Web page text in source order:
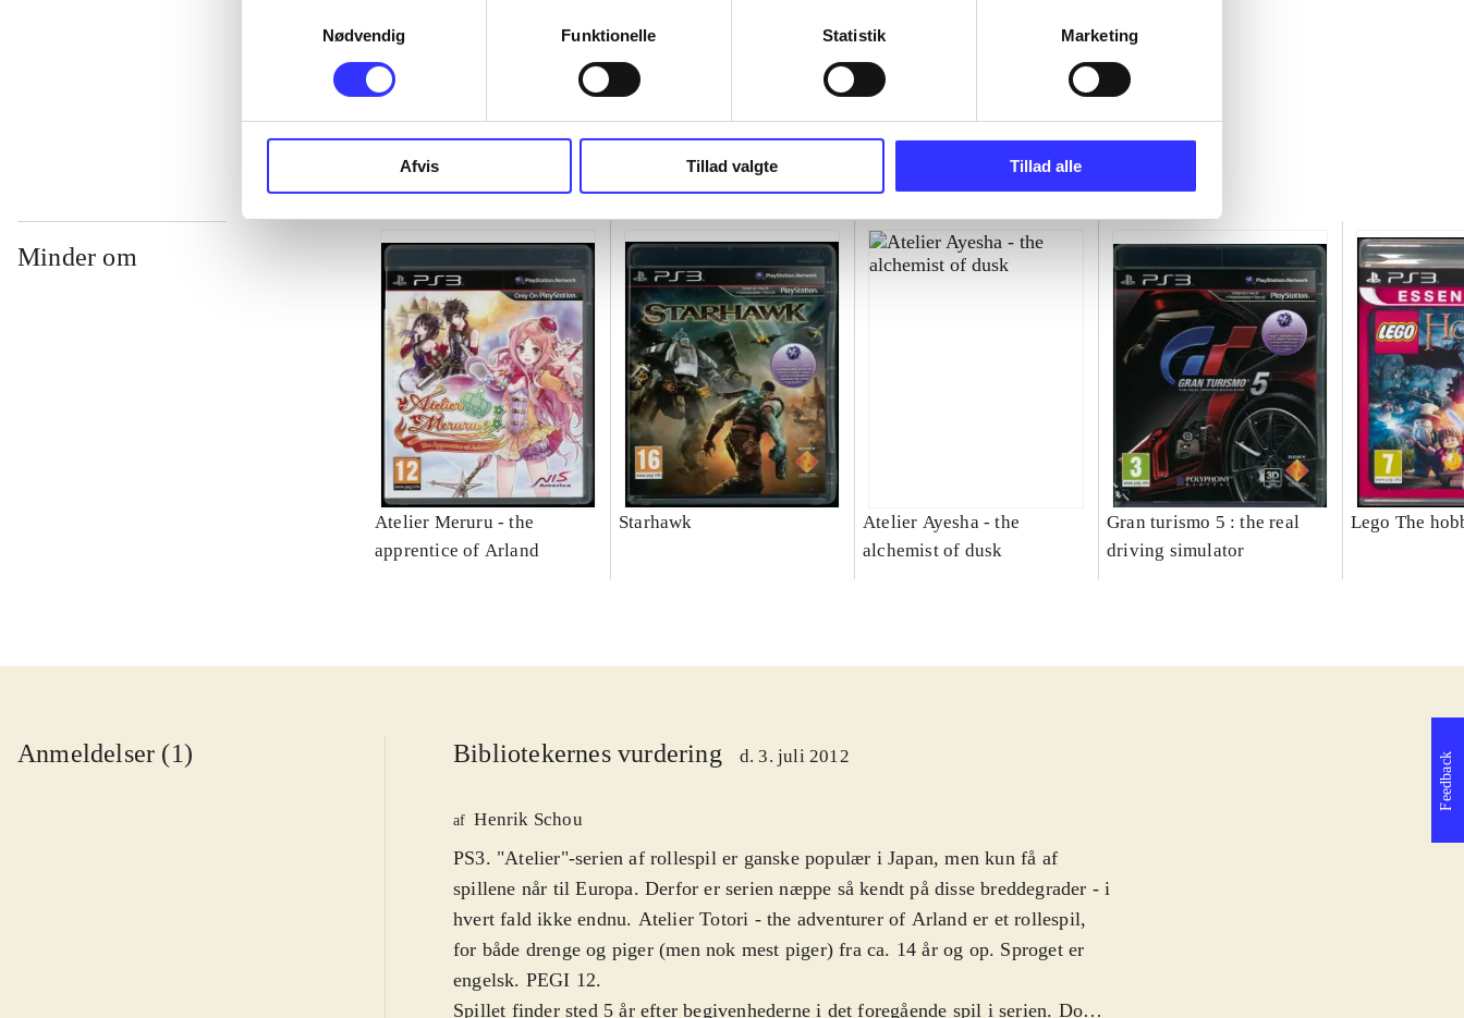
Nødvendig
Funktionelle Statistik Marketing
Afvis Tillad valgte Tillad alle
...
Minder om
Atelier Meruru - the
apprentice of Arland
Starhawk
Atelier Ayesha - the
alchemist of dusk
Gran turismo 5 : the real
driving simulator
Lego The
Anmeldelser (1) Bibliotekernes vurdering d. 3. juli 2012
af Henrik Schou
PS3. "Atelier"-serien af rollespil er ganske populær i Japan, men kun få af
spillene når til Europa. Derfor er serien næppe så kendt på disse breddegrader - i
hvert fald ikke endnu. Atelier Totori - the adventurer of Arland er et rollespil,
for både drenge og piger (men nok mest piger) fra ca. 14 år og op. Sproget er
engelsk. PEGI 12.
Spillet finder sted 5 år efter begivenhederne i det foregående spil i serien. Dog
Feedback